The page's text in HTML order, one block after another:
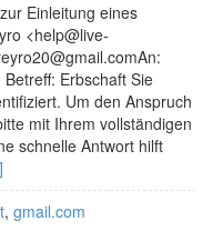
Einleitung eines
<help@live-
Erbschaft Sie
Um den Anspruch
mit Ihrem vollständigen
schnelle Antwort hilft
, gmail.com